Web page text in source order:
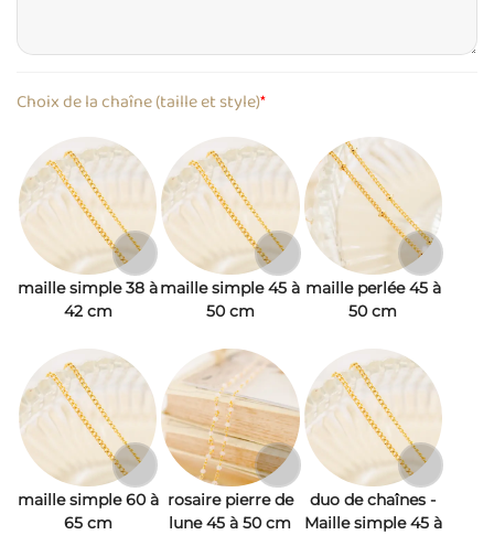
*
Choix de la chaîne (taille et style)
maille simple 38 à
42 cm
maille simple 45 à
50 cm
maille perlée 45 à
50 cm
maille simple 60 à
65 cm
rosaire pierre de
lune 45 à 50 cm
duo de chaînes -
Maille simple 45 à